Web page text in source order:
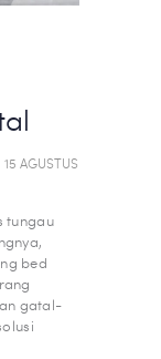
15 AGUSTUS
tungau
bed
gatal-